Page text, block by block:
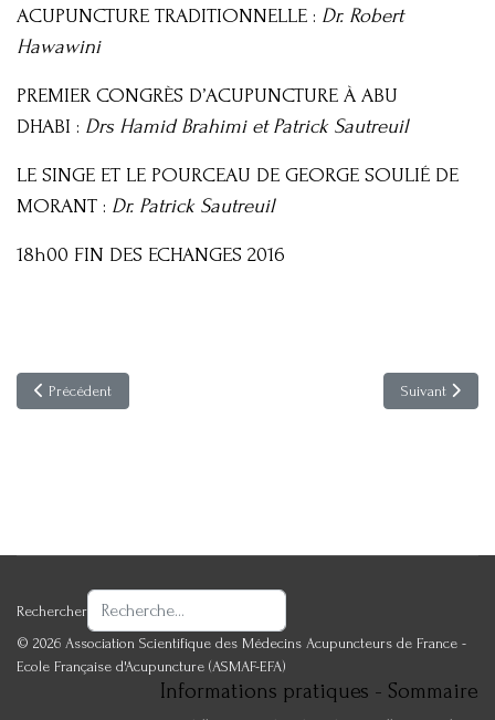
ACUPUNCTURE TRADITIONNELLE : Dr. Robert
Hawawini
PREMIER CONGRÈS D’ACUPUNCTURE À ABU
DHABI : Drs Hamid Brahimi et Patrick Sautreuil
LE SINGE ET LE POURCEAU DE GEORGE SOULIÉ DE
MORANT : Dr. Patrick Sautreuil
18h00 FIN DES ECHANGES 2016
Article précédent : Acupuncture pratique et quotidienne & Techniques
Précédent Article suivant
Suivant
Rechercher
© 2026 Association Scientifique des Médecins Acupuncteurs de France -
Ecole Française d'Acupuncture (ASMAF-EFA)
Informations pratiques - Sommaire